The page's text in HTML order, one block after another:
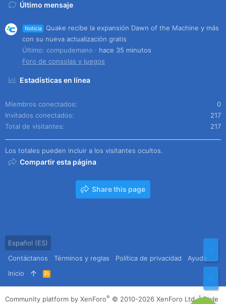
Último mensaje
Noticia
Quake recibe la expansión Dawn of the Machine y más
con su nueva actualización gratis
Último: compudemano
hace 35 minutos
Foro de consolas y juegos
Estadísticas en línea
Miembros conectados
0
Invitados conectados
217
Total de visitantes
217
Los totales pueden incluir a los visitantes ocultos.
Compartir esta página
Share this page
Español (ES)
Contáctanos
Términos y reglas Política de privacidad
Ayuda
Inicio
R
S
S
Community platform by XenForo® © 2010-2026 XenForo Ltd. |Style